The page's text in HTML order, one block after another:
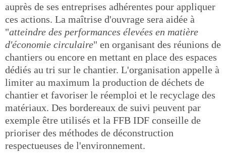
auprès de ses entreprises adhérentes pour appliquer
ces actions. La maîtrise d'ouvrage sera aidée à
"atteindre des performances élevées en matière
d'économie circulaire" en organisant des réunions de
chantiers ou encore en mettant en place des espaces
dédiés au tri sur le chantier. L'organisation appelle à
limiter au maximum la production de déchets de
chantier et favoriser le réemploi et le recyclage des
matériaux. Des bordereaux de suivi peuvent par
exemple être utilisés et la FFB IDF conseille de
prioriser des méthodes de déconstruction
respectueuses de l'environnement.